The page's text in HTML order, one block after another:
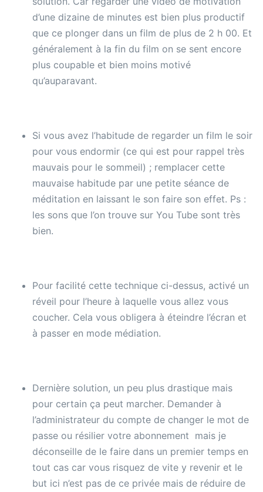
d’une dizaine de minutes est bien plus productif
que ce plonger dans un film de plus de 2 h 00. Et
généralement à la fin du film on se sent encore
plus coupable et bien moins motivé
qu’auparavant.
Si vous avez l’habitude de regarder un film le soir
pour vous endormir (ce qui est pour rappel très
mauvais pour le sommeil) ; remplacer cette
mauvaise habitude par une petite séance de
méditation en laissant le son faire son effet. Ps :
les sons que l’on trouve sur You Tube sont très
bien.
Pour facilité cette technique ci-dessus, activé un
réveil pour l’heure à laquelle vous allez vous
coucher. Cela vous obligera à éteindre l’écran et
à passer en mode médiation.
Dernière solution, un peu plus drastique mais
pour certain ça peut marcher. Demander à
l’administrateur du compte de changer le mot de
passe ou résilier votre abonnement mais je
déconseille de le faire dans un premier temps en
tout cas car vous risquez de vite y revenir et le
but ici n’est pas de ce privée mais de réduire de